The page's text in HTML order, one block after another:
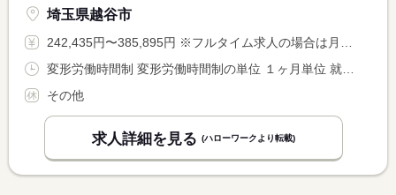
埼玉県越谷市
242,435円〜385,895円 ※フルタイム求人の場合は月額（換算額）、パート求人の場合は時間額を表示しています。
その他
求人詳細を見る (ハローワークより転載)